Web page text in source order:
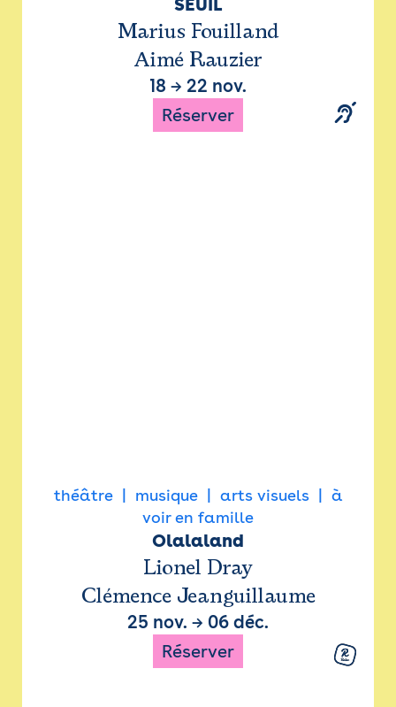
SEUIL
Marius Fouilland
Aimé Rauzier
18 → 22 nov.
Réserver
théâtre musique arts visuels
à
voir en famille
Olalaland
Lionel Dray
Clémence Jeanguillaume
25 nov. → 06 déc.
Réserver